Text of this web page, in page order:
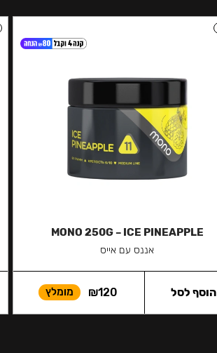
MONO 250G – ICE PINEAPPLE
אננס עם אייס
₪120 מומלץ הוסף לסל